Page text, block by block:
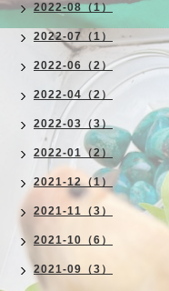
2022-08（1）
2022-07（1）
2022-06（2）
2022-04（2）
2022-03（3）
2022-01（2）
2021-12（1）
2021-11（3）
2021-10（6）
2021-09（3）